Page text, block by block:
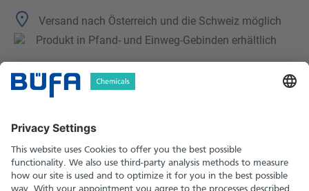
Versand nach Österreich und die Schweiz möglich
Produkt in Pfand- und Einweg-Gebinden erhältlich
Technische Merkmale
Sicherheitshinweise